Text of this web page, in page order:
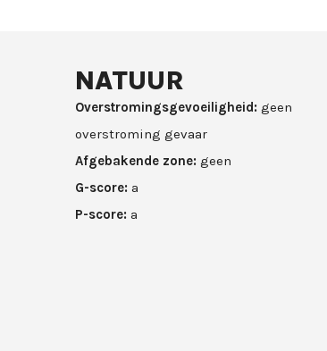
NATUUR
Overstromingsgevoeiligheid: geen
overstroming gevaar
Afgebakende zone: geen
G-score: a
P-score: a